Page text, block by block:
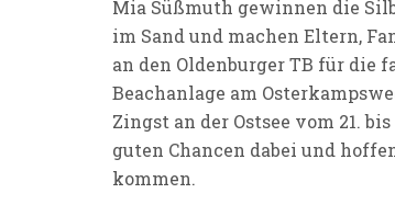
Mia Süßmuth gewinnen die
im Sand und machen Eltern,
an den Oldenburger TB für die
Beachanlage am
Zingst an der Ostsee vom 21.
guten Chancen dabei und
kommen.